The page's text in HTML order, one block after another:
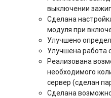
выключении
Сделана
модуля при
Улучшено
Улучшена работа
Реализована
необходимого
сервер (сделан
Сделана